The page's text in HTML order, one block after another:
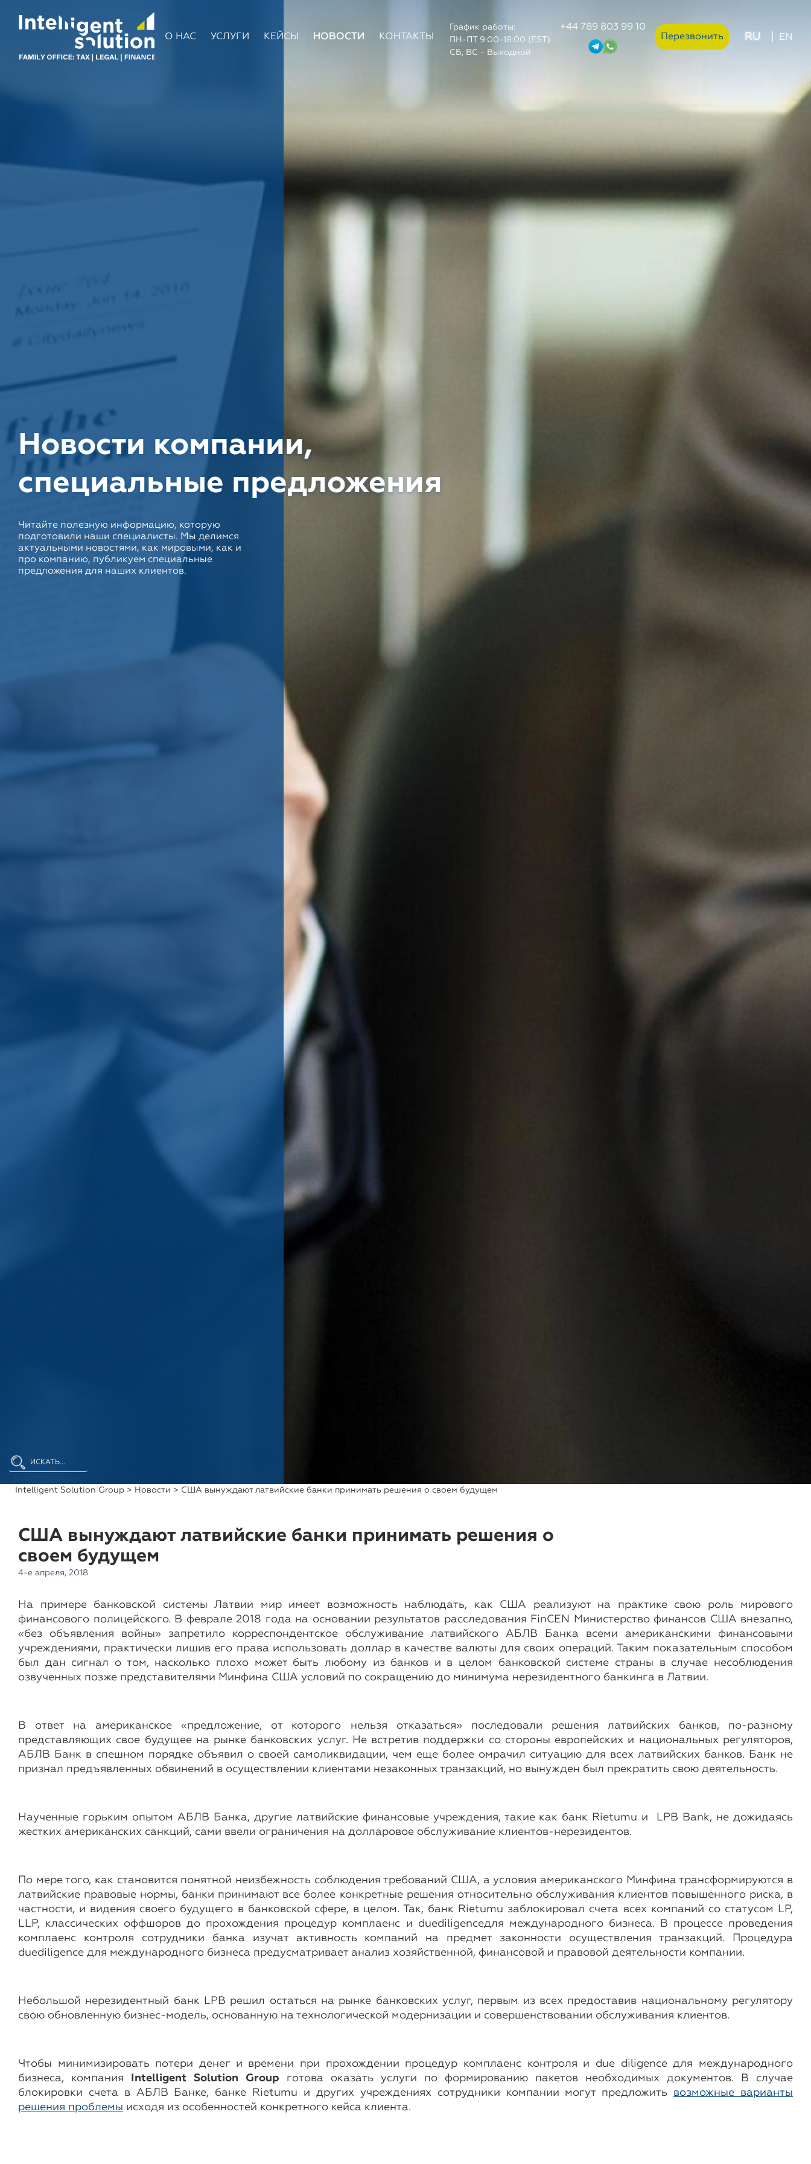
О НАС УСЛУГИ КЕЙСЫ НОВОСТИ КОНТАКТЫ
График работы:
ПН-ПТ 9:00-18:00 (EST)
СБ, ВС - Выходной
+44 789 803 99 10
Перезвонить
RU EN
Новости компании,
специальные предложения
Читайте полезную информацию, которую
подготовили наши специалисты. Мы делимся
актуальными новостями, как мировыми, как и
про компанию, публикуем специальные
предложения для наших клиентов.
Intelligent Solution Group > Новости > США вынуждают латвийские банки принимать решения о своем будущем
США вынуждают латвийские банки принимать решения о
своем будущем
4-е апреля, 2018
На примере банковской системы Латвии мир имеет возможность наблюдать, как США реализуют на практике свою роль мирового
финансового полицейского. В феврале 2018 года на основании результатов расследования FinCEN Министерство финансов США внезапно,
«без объявления войны» запретило корреспондентское обслуживание латвийского АБЛВ Банка всеми американскими финансовыми
учреждениями, практически лишив его права использовать доллар в качестве валюты для своих операций. Таким показательным способом
был дан сигнал о том, насколько плохо может быть любому из банков и в целом банковской системе страны в случае несоблюдения
озвученных позже представителями Минфина США условий по сокращению до минимума нерезидентного банкинга в Латвии.
В ответ на американское «предложение, от которого нельзя отказаться» последовали решения латвийских банков, по-разному
представляющих свое будущее на рынке банковских услуг. Не встретив поддержки со стороны европейских и национальных регуляторов,
АБЛВ Банк в спешном порядке объявил о своей самоликвидации, чем еще более омрачил ситуацию для всех латвийских банков. Банк не
признал предъявленных обвинений в осуществлении клиентами незаконных транзакций, но вынужден был прекратить свою деятельность.
Наученные горьким опытом АБЛВ Банка, другие латвийские финансовые учреждения, такие как банк Rietumu и LPB Bank, не дожидаясь
жестких американских санкций, сами ввели ограничения на долларовое обслуживание клиентов-нерезидентов.
По мере того, как становится понятной неизбежность соблюдения требований США, а условия американского Минфина трансформируются в
латвийские правовые нормы, банки принимают все более конкретные решения относительно обслуживания клиентов повышенного риска, в
частности, и видения своего будущего в банковской сфере, в целом. Так, банк Rietumu заблокировал счета всех компаний со статусом LP,
LLP, классических оффшоров до прохождения процедур комплаенс и duediligenceдля международного бизнеса. В процессе проведения
комплаенс контроля сотрудники банка изучат активность компаний на предмет законности осуществления транзакций. Процедура
duediligence для международного бизнеса предусматривает анализ хозяйственной, финансовой и правовой деятельности компании.
Небольшой нерезидентный банк LPB решил остаться на рынке банковских услуг, первым из всех предоставив национальному регулятору
свою обновленную бизнес-модель, основанную на технологической модернизации и совершенствовании обслуживания клиентов.
Чтобы минимизировать потери денег и времени при прохождении процедур комплаенс контроля и due diligence для международного
бизнеса, компания
Intelligent Solution Group готова оказать услуги по формированию пакетов необходимых документов. В случае
блокировки счета в АБЛВ Банке, банке Rietumu и других учреждениях сотрудники компании могут предложить возможные варианты
решения проблемы исходя из особенностей конкретного кейса клиента.